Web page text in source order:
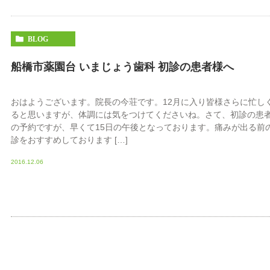
BLOG
船橋市薬園台 いまじょう歯科 初診の患者様へ
おはようございます。院長の今荘です。12月に入り皆様さらに忙し
ると思いますが、体調には気をつけてくださいね。さて、初診の患
の予約ですが、早くて15日の午後となっております。痛みが出る前
診をおすすめしております […]
2016.12.06